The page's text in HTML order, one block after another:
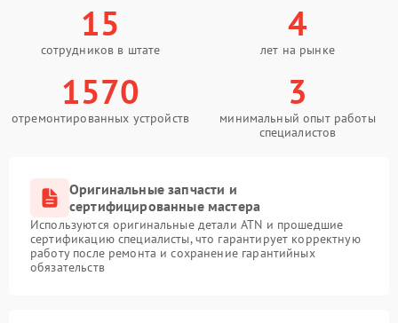
15
сотрудников в штате
4
лет на рынке
1570
отремонтированных устройств
3
минимальный опыт работы
специалистов
Оригинальные запчасти и
сертифицированные мастера
Используются оригинальные детали ATN и прошедшие
сертификацию специалисты, что гарантирует корректную
работу после ремонта и сохранение гарантийных
обязательств